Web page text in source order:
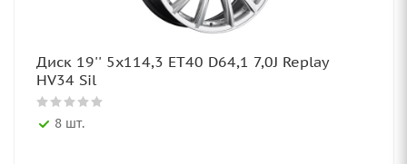
Диск 19'' 5x114,3 ET40 D64,1 7,0J Replay
HV34 Sil
8 шт.